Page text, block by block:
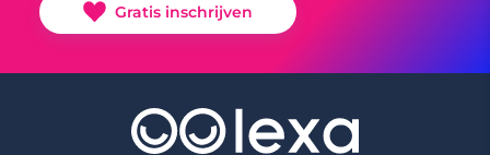
Gratis inschrijven